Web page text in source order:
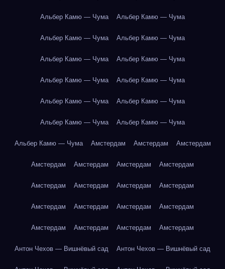
Альбер Камю — Чума Альбер Камю — Чума
Альбер Камю — Чума Альбер Камю — Чума
Альбер Камю — Чума Альбер Камю — Чума
Альбер Камю — Чума Альбер Камю — Чума
Альбер Камю — Чума Альбер Камю — Чума
Альбер Камю — Чума Альбер Камю — Чума
Альбер Камю — Чума Амстердам Амстердам Амстердам
Амстердам Амстердам Амстердам Амстердам
Амстердам Амстердам Амстердам Амстердам
Амстердам Амстердам Амстердам Амстердам
Амстердам Амстердам Амстердам Амстердам
Антон Чехов — Вишнёвый сад Антон Чехов — Вишнёвый сад